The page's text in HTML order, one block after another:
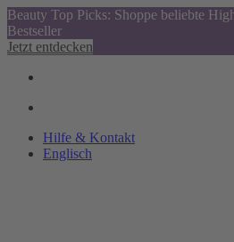
Beauty Top Picks: Shoppe beliebte
Bestseller
Jetzt entdecken
Hilfe & Kontakt
Englisch